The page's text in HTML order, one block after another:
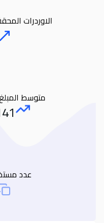
الاوردرات
متوسط
عدد